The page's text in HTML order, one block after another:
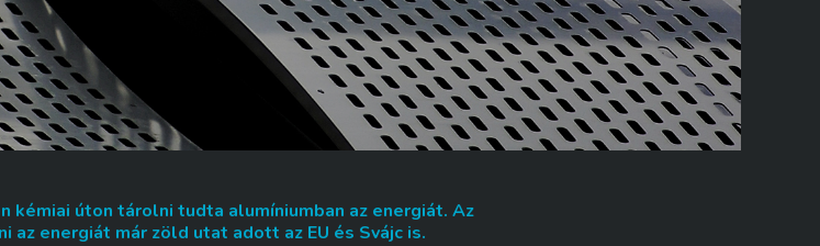
kémiai úton tárolni tudta alumíniumban az energiát. Az
energiát már zöld utat adott az EU és Svájc is.